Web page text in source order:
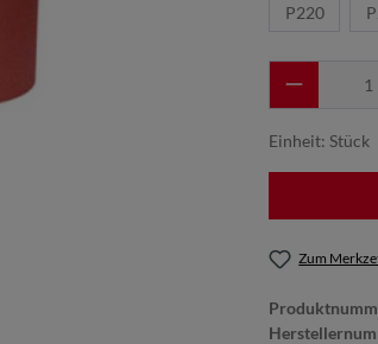
P220
Einheit: Stück
Zum